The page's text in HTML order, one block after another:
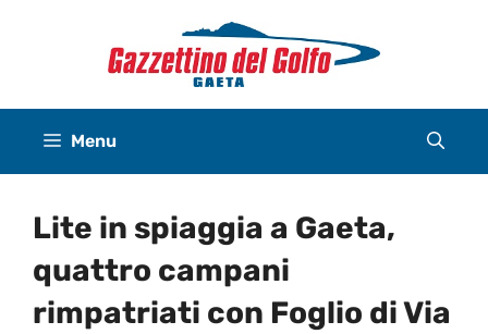
Menu
Lite in spiaggia a Gaeta,
quattro campani
rimpatriati con Foglio di Via